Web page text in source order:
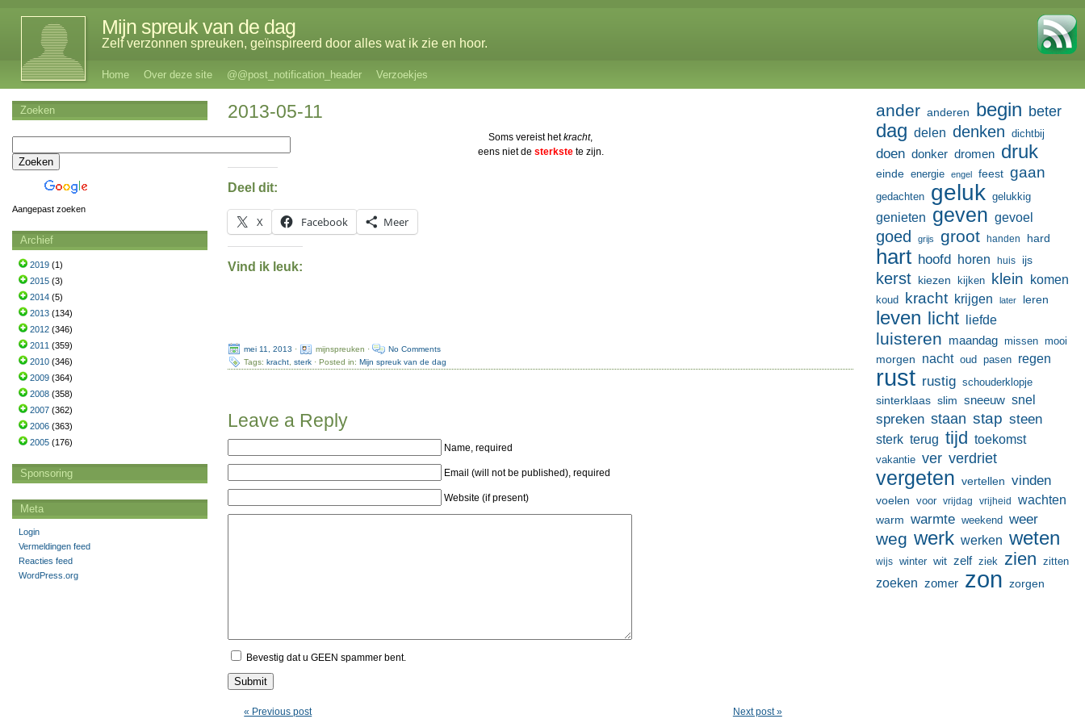
Mijn spreuk van de dag
Zelf verzonnen spreuken, geïnspireerd door alles wat ik zie en hoor.
Home Over deze site @@post_notification_header Verzoekjes
2013-05-11
Soms vereist hetkracht,
eens niet de sterkstete zijn.
Deel dit:
X Facebook Meer
Vind ik leuk:
mei 11, 2013 · mijnspreuken ·
No Comments
Tags:kracht ,sterk · Posted in:Mijn spreuk van de dag
Leave a Reply
Name, required
Email (will not be published), required
Website (if present)
Bevestig dat u GEEN spammer bent.
« Previous post Next post »
ander anderen begin beter
dag delen denken dichtbij
doen donker dromen druk
einde energie engel feest gaan
gedachten geluk gelukkig
genieten geven gevoel
goed grijs groot handen hard
hart hoofd horen huis ijs
kerst kiezen kijken klein komen
koud kracht krijgen later leren
leven licht liefde
luisteren maandag missen mooi
morgen nacht oud pasen regen
rust rustig schouderklopje
sinterklaas slim sneeuw snel
spreken staan stap steen
sterk terug tijd toekomst
vakantie ver verdriet
vergeten vertellen vinden
voelen voor vrijdag vrijheid wachten
warm warmte weekend weer
weg werk werken weten
wijs winter wit zelf ziek zien zitten
zoeken zomer zon zorgen
Zoeken
Aangepast zoeken
Archief
2019 (1)
2015 (3)
2014 (5)
2013 (134)
2012 (346)
2011 (359)
2010 (346)
2009 (364)
2008 (358)
2007 (362)
2006 (363)
2005 (176)
Sponsoring
Meta
Login
Vermeldingen feed
Reacties feed
WordPress.org